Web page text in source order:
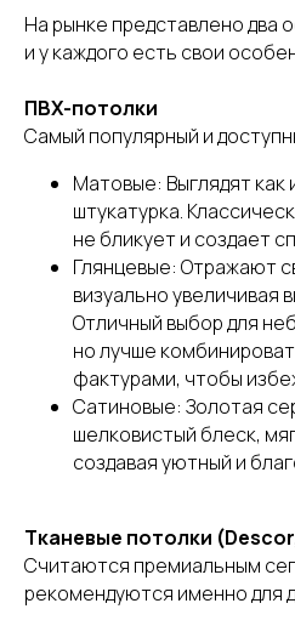
На рынке представлено два
и у каждого есть свои
ПВХ-потолки
Самый популярный и
Матовые: Выглядят как
штукатурка.
не бликует и создает
Глянцевые: Отражают
визуально увеличивая
Отличный выбор для
но лучше
фактурами, чтобы
Сатиновые: Золотая
шелковистый блеск,
создавая уютный и
Тканевые потолки
Считаются премиальным
рекомендуются именно для